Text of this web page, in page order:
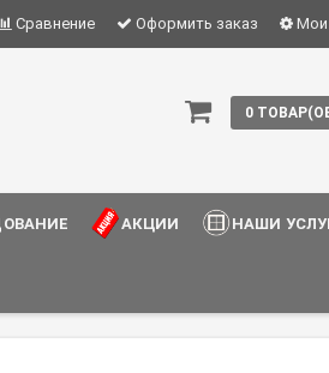
Сравнение Оформить заказ Мои
0
АКЦИИ НАШИ